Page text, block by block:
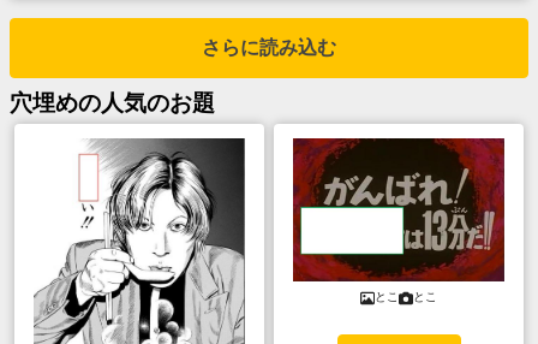
さらに読み込む
穴埋めの人気のお題
とこ とこ